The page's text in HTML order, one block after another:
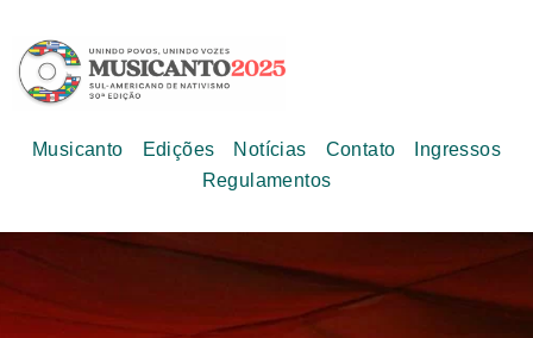
Musicanto Edições Notícias Contato
Ingressos
Regulamentos